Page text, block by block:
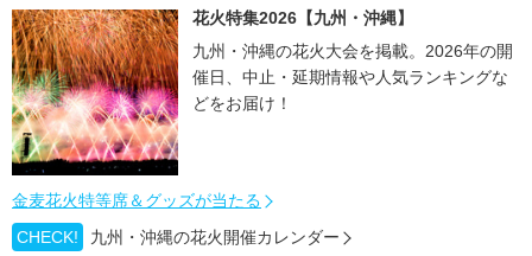
花火特集2026【九州・沖縄】
九州・沖縄の花火大会を掲載。2026年の開
催日、中止・延期情報や人気ランキングな
どをお届け！
金麦花火特等席＆グッズが当たる
CHECK!
九州・沖縄の花火開催カレンダー